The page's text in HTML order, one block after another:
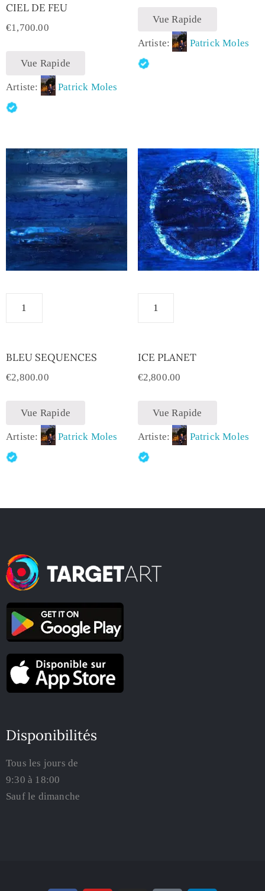
CIEL DE FEU
€1,700.00
Vue Rapide
Artiste: Patrick Moles
Vue Rapide
Artiste: Patrick Moles
BLEU SEQUENCES
€2,800.00
Vue Rapide
Artiste: Patrick Moles
ICE PLANET
€2,800.00
Vue Rapide
Artiste: Patrick Moles
Disponibilités
Tous les jours de
9:30 à 18:00
Sauf le dimanche